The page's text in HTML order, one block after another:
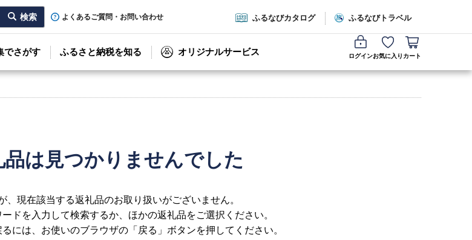
よくあるご質問・お問い合わせ ふるなびカタログ ふるなびトラベル
でさがす ふるさと納税を知る オリジナルサービス ログインお気に入り カート
は見つかりませんでした
、現在該当する返礼品のお取り扱いがございません。
ドを入力して検索するか、ほかの返礼品をご選択ください。
には、お使いのブラウザの「戻る」ボタンを押してください。